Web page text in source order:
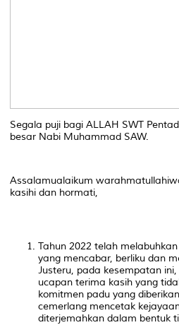
Segala puji bagi ALLAH SWT
besar Nabi Muhammad SAW.
Assalamualaikum
kasihi dan hormati,
Tahun 2022 telah
yang mencabar, berliku dan
Justeru, pada kesempatan
ucapan terima kasih yang
komitmen padu yang
cemerlang mencetak
diterjemahkan dalam bentuk